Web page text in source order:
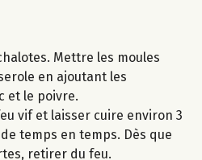
Mettre les moules
en ajoutant les
et le poivre.
vif et laisser cuire environ 3
temps en temps. Dès que
retirer du feu.